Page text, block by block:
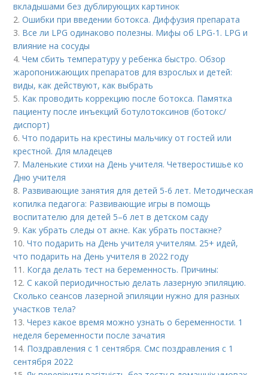
вкладышами без дублирующих картинок
2.Ошибки при введении ботокса. Диффузия препарата
3. Все ли LPG одинаково полезны. Мифы об LPG-1. LPG и
влияние на сосуды
4.Чем сбить температуру у ребенка быстро. Обзор
жаропонижающих препаратов для взрослых и детей:
виды, как действуют, как выбрать
5. Как проводить коррекцию после ботокса. Памятка
пациенту после инъекций ботулотоксинов (ботокс/
диспорт)
6.Что подарить на крестины мальчику от гостей или
крестной. Для младецев
7. Маленькие стихи на День учителя. Четверостишье ко
Дню учителя
8. Развивающие занятия для детей 5-6 лет. Методическая
копилка педагога: Развивающие игры в помощь
воспитателю для детей 5–6 лет в детском саду
9. Как убрать следы от акне. Как убрать постакне?
10.Что подарить на День учителя учителям. 25+ идей,
что подарить на День учителя в 2022 году
11. Когда делать тест на беременность. Причины:
12.С какой периодичностью делать лазерную эпиляцию.
Сколько сеансов лазерной эпиляции нужно для разных
участков тела?
13.Через какое время можно узнать о беременности. 1
неделя беременности после зачатия
14. Поздравления с 1 сентября. Смс поздравления с 1
сентября 2022